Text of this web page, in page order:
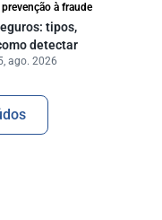
à fraude
tipos,
detectar
ago. 2026